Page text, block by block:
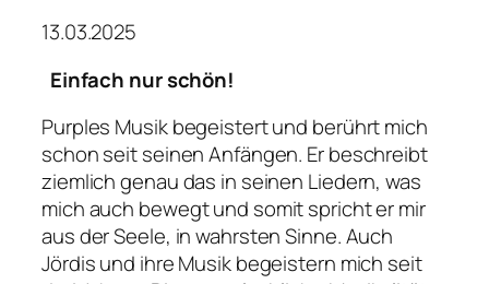
13.03.2025
Einfach nur schön!
Purples Musik begeistert und berührt mich
schon seit seinen Anfängen. Er beschreibt
ziemlich genau das in seinen Liedern, was
mich auch bewegt und somit spricht er mir
aus der Seele, in wahrsten Sinne. Auch
Jördis und ihre Musik begeistern mich seit